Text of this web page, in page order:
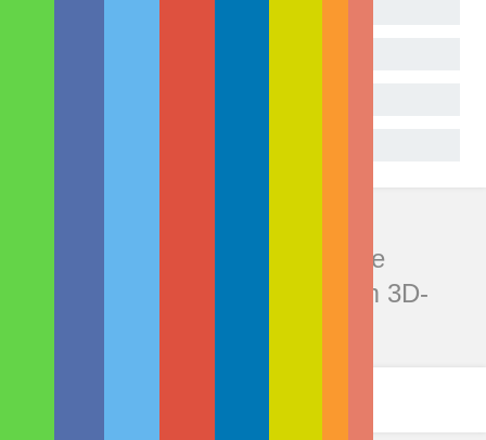
Kommentare zu "8 unglaubliche
Videos, um deine Freunde vom 3D-